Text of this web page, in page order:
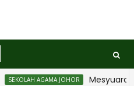
SEKOLAH AGAMA JOHOR Mesyuarat